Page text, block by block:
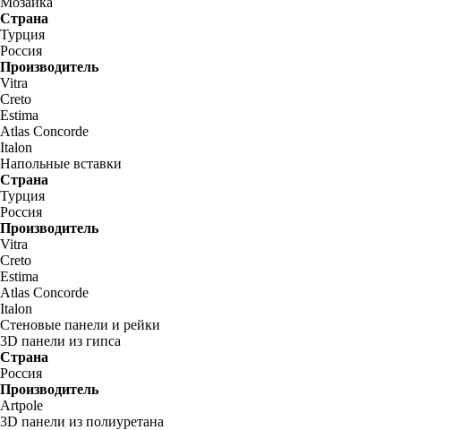
Страна
Турция
Россия
Производитель
Vitra
Creto
Estima
Atlas Concorde
Italon
Напольные вставки
Страна
Турция
Россия
Производитель
Vitra
Creto
Estima
Atlas Concorde
Italon
Стеновые панели и рейки
3D панели из гипса
Страна
Россия
Производитель
Artpole
3D панели из полиуретана